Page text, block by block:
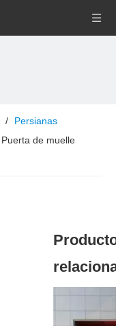
/
Persianas
Puerta de muelle